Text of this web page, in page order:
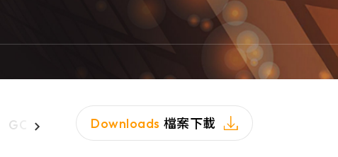
GCB/FCB檢核系統 零信任管理系統
Downloads 檔案下載